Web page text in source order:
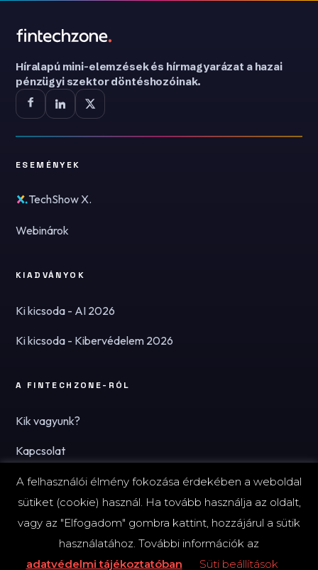
Híralapú mini-elemzések és hírmagyarázat a hazai
pénzügyi szektor döntéshozóinak.
ESEMÉNYEK
TechShow X.
Webinárok
KIADVÁNYOK
Ki kicsoda - AI 2026
Ki kicsoda - Kibervédelem 2026
A FINTECHZONE-RÓL
Kik vagyunk?
Kapcsolat
Hírlevél
© 2026 FinTechZone.hu - A FinTech Group Kft.
A felhasználói élmény fokozása érdekében a weboldal
sütiket (cookie) használ. Ha tovább használja az oldalt,
vagy az "Elfogadom" gombra kattint, hozzájárul a sütik
használatához. További információk az
adatvédelmi tájékoztatóban
Süti beállítások